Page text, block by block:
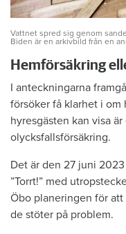
Vattnet spred sig genom
Biden är en arkivbild från en
Hemförsäkring
I anteckningarna
försöker få klarhet i om
hyresgästen kan visa
olycksfallsförsäkring.
Det är den 27 juni
”Torrt!” med
Öbo planeringen för
de stöter på problem.